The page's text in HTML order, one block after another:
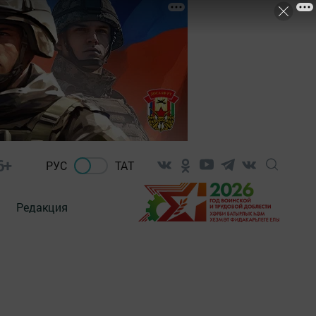
РУС ТАТ
Редакция